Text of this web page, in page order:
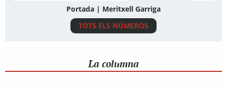
Portada | Meritxell Garriga
TOTS ELS NÚMEROS
La columna